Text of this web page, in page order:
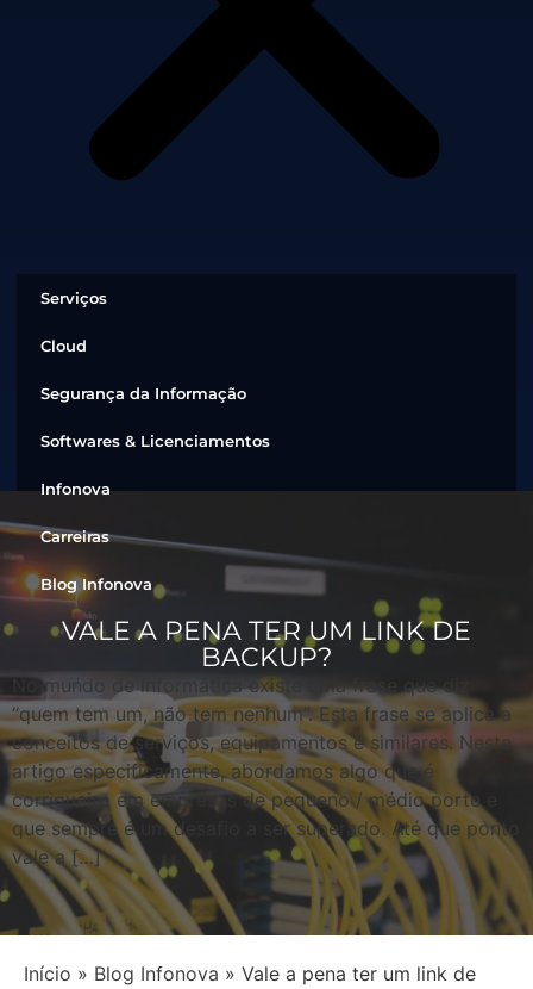
Serviços
Cloud
Segurança da Informação
Softwares & Licenciamentos
Infonova
Carreiras
Blog Infonova
VALE A PENA TER UM LINK DE
BACKUP?
No mundo de informática existe uma frase que diz
“quem tem um, não tem nenhum”. Esta frase se aplica a
conceitos de serviços, equipamentos e similares. Neste
artigo especificamente, abordamos algo que é
corriqueiro em empresas de pequeno / médio porte e
que sempre é um desafio a ser superado. Até que ponto
vale a […]
Início » Blog Infonova » Vale a pena ter um link de